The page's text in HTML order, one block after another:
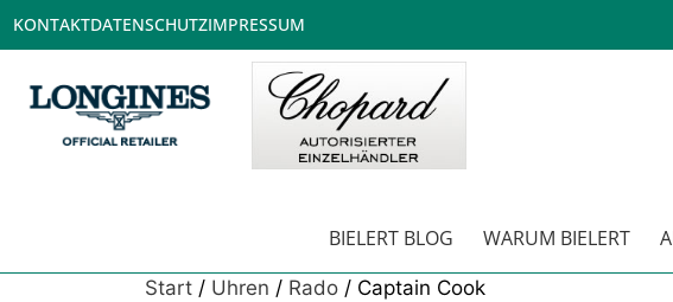
KONTAKTDATENSCHUTZIMPRESSUM
BIELERT BLOG WARUM BIELERT
Start / Uhren / Rado / Captain Cook